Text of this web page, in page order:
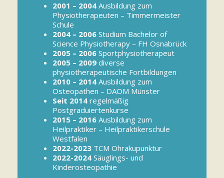
2001 – 2004 Ausbildung zum
Physiotherapeuten – Timmermeister
Schule
2004 – 2006 Studium Bachelor of
Science Physiotherapy – FH Osnabrück
2005 – 2006 Sportphysiotherapeut
2005 – 2009 diverse
physiotherapeutische Fortbildungen
2010 – 2014 Ausbildung zum
Osteopathen – DAOM Münster
Seit 2014 regelmäßig
Postgraduiertenkurse
2015 – 2016 Ausbildung zum
Heilpraktiker – Heilpraktikerschule
Westfalen
2022-2023 TCM Ohrakupunktur
2022-2024 Säuglings- und
Kinderosteopathie